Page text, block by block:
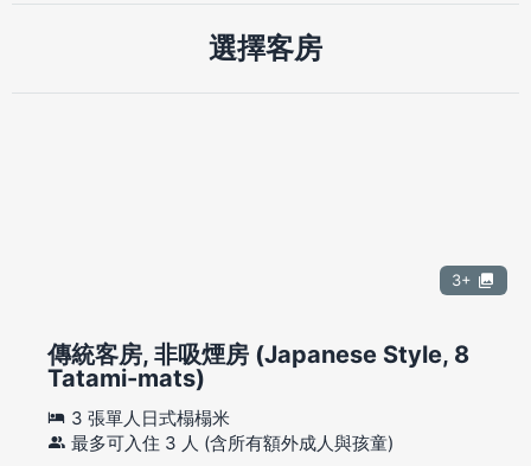
選擇客房
3+
傳統客房, 非吸煙房 (Japanese Style, 8
Tatami-mats)
3 張單人日式榻榻米
最多可入住 3 人 (含所有額外成人與孩童)